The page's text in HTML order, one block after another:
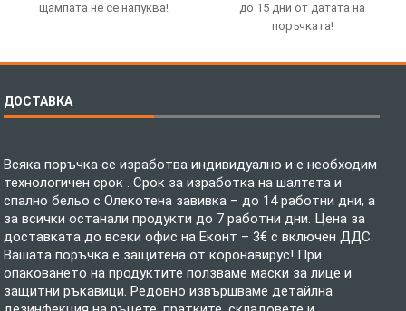
щампата не се напуква!
до 15 дни от датата на
поръчката!
ДОСТАВКА
Всяка поръчка се изработва индивидуално и е необходим
технологичен срок . Срок за изработка на шалтета и
спално бельо с Олекотена завивка – до 14 работни дни, а
за всички останали продукти до 7 работни дни. Цена за
доставката до всеки офис на Еконт – 3€ с включен ДДС.
Вашата поръчка е защитена от коронавирус! При
опаковането на продуктите ползваме маски за лице и
защитни ръкавици. Редовно извършваме детайлна